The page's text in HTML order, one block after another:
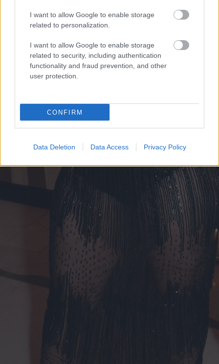
I want to allow Google to enable storage
related to personalization.
I want to allow Google to enable storage
related to security, including authentication
functionality and fraud prevention, and other
user protection.
CONFIRM
Data Deletion Data Access Privacy Policy